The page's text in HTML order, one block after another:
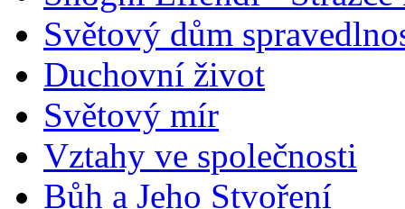
Světový dům
Duchovní život
Světový mír
Vztahy ve společnosti
Bůh a Jeho Stvoření